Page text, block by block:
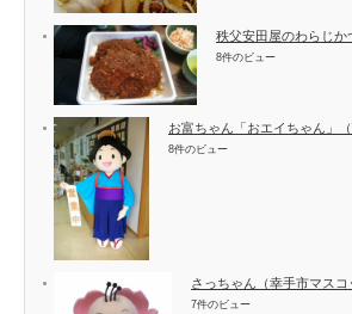
秩父安田屋のわらじか
8件のビュー
お富ちゃん「おエイちゃん」（
8件のビュー
さっちゃん（幸手市マスコ
7件のビュー